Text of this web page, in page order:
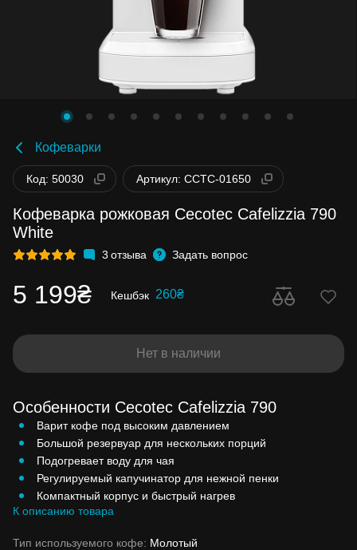
Кофеварки
Код: 50030 Артикул: CCTC-01650
Кофеварка рожковая Cecotec Cafelizzia 790
White
3 отзыва Задать вопрос
5 199₴ Кешбэк 260₴
Нет в наличии
Особенности Cecotec Cafelizzia 790
Варит кофе под высоким давлением
Большой резервуар для нескольких порций
Подогревает воду для чая
Регулируемый капучинатор для нежной пенки
Компактный корпус и быстрый нагрев
К описанию товара
Тип используемого кофе: Молотый